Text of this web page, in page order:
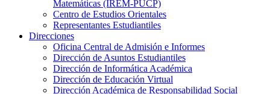
Matemáticas (IREM-PUCP)
Centro de Estudios Orientales
Representantes Estudiantiles
Direcciones
Oficina Central de Admisión e Informes
Dirección de Asuntos Estudiantiles
Dirección de Informática Académica
Dirección de Educación Virtual
Dirección Académica de Responsabilidad Social